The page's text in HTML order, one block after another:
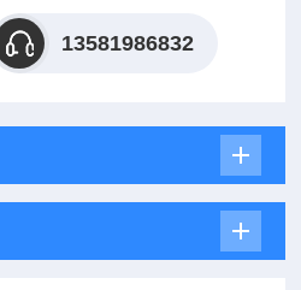
13581986832